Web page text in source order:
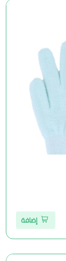
إضافة